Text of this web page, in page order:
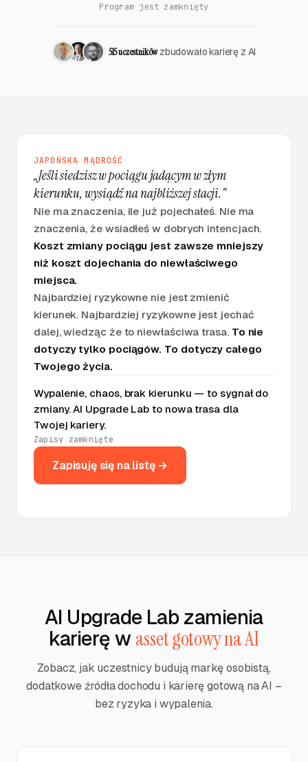
Program jest zamknięty
515 uczestnikówzbudowało karierę z AI
JAPOŃSKA MĄDROŚĆ
„Jeśli siedzisz w pociągu jadącym w złym
kierunku, wysiądź na najbliższej stacji."
Nie ma znaczenia, ile już pojechałeś. Nie ma
znaczenia, że wsiadłeś w dobrych intencjach.
Koszt zmiany pociągu jest zawsze mniejszy
niż koszt dojechania do niewłaściwego
miejsca.
Najbardziej ryzykowne nie jest zmienić
kierunek. Najbardziej ryzykowne jest jechać
dalej, wiedząc że to niewłaściwa trasa. To nie
dotyczy tylko pociągów. To dotyczy całego
Twojego życia.
Wypalenie, chaos, brak kierunku — to sygnał do
zmiany. AI Upgrade Lab to nowa trasa dla
Twojej kariery.
Zapisy zamknięte
Zapisuję się na listę →
AI Upgrade Lab zamienia
karierę w asset gotowy na AI
Zobacz, jak uczestnicy budują markę osobistą,
dodatkowe źródła dochodu i karierę gotową na AI –
bez ryzyka i wypalenia.